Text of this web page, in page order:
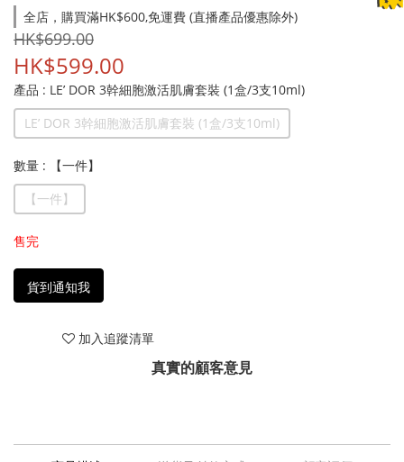
全店，購買滿HK$600,免運費 (直播產品優惠除外)
HK$699.00
HK$599.00
產品 : LE’ DOR 3幹細胞激活肌膚套裝 (1盒/3支10ml)
LE’ DOR 3幹細胞激活肌膚套裝 (1盒/3支10ml)
數量 : 【一件】
【一件】
售完
貨到通知我
加入追蹤清單
真實的顧客意見